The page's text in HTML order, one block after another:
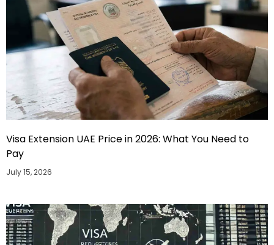
Visa Extension UAE Price in 2026: What You Need to
Pay
July 15, 2026